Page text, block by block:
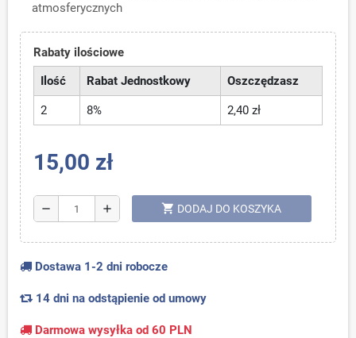
atmosferycznych
Rabaty ilościowe
Ilość
Rabat Jednostkowy Oszczędzasz
2 8% 2,40 zł
15,00 zł
remove add shopping_cart DODAJ DO KOSZYKA
Dostawa 1-2 dni robocze
14 dni na odstąpienie od umowy
Darmowa wysyłka od 60 PLN